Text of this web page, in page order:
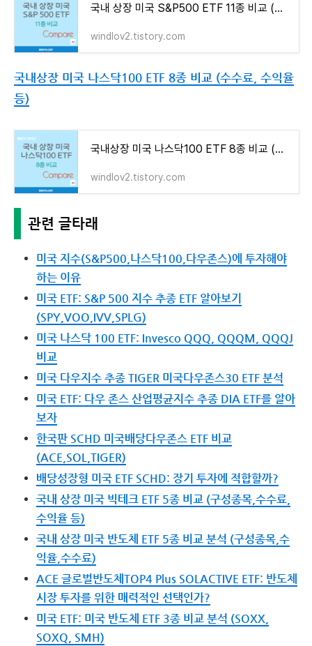
국내 상장 미국 S&P500 ETF 11종 비교 (수수료, 수익율 등)
windlov2.tistory.com
국내상장 미국 나스닥100 ETF 8종 비교 (수수료, 수익율
등)
국내상장 미국 나스닥100 ETF 8종 비교 (수수료, 수익율 등)
windlov2.tistory.com
관련 글타래
미국 지수(S&P500,나스닥100,다우존스)에 투자해야
하는 이유
미국 ETF: S&P 500 지수 추종 ETF 알아보기
(SPY,VOO,IVV,SPLG)
미국 나스닥 100 ETF: Invesco QQQ, QQQM, QQQJ
비교
미국 다우지수 추종 TIGER 미국다우존스30 ETF 분석
미국 ETF: 다우 존스 산업평균지수 추종 DIA ETF를 알아
보자
한국판 SCHD 미국배당다우존스 ETF 비교
(ACE,SOL,TIGER)
배당성장형 미국 ETF SCHD: 장기 투자에 적합할까?
국내 상장 미국 빅테크 ETF 5종 비교 (구성종목,수수료,
수익율 등)
국내 상장 미국 반도체 ETF 5종 비교 분석 (구성종목,수
익율,수수료)
ACE 글로벌반도체TOP4 Plus SOLACTIVE ETF: 반도체
시장 투자를 위한 매력적인 선택인가?
미국 ETF: 미국 반도체 ETF 3종 비교 분석 (SOXX,
SOXQ, SMH)